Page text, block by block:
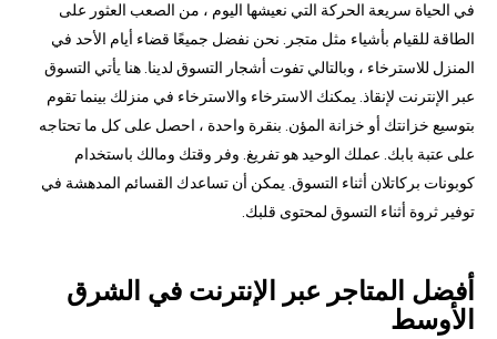
في الحياة سريعة الحركة التي نعيشها اليوم ، من الصعب العثور على
الطاقة للقيام بأشياء مثل متجر. نحن نفضل جميعًا قضاء أيام الأحد في
المنزل للاسترخاء ، وبالتالي تفوت أشجار التسوق لدينا. هنا يأتي التسوق
عبر الإنترنت لإنقاذ. يمكنك الاسترخاء والاسترخاء في منزلك بينما تقوم
بتوسيع خزانتك أو خزانة المؤن. بنقرة واحدة ، احصل على كل ما تحتاجه
على عتبة بابك. عملك الوحيد هو تفريغ. وفر وقتك ومالك باستخدام
كوبونات بركاتلان أثناء التسوق. يمكن أن تساعدك القسائم المدهشة في
توفير ثروة أثناء التسوق لمحتوى قلبك.
أفضل المتاجر عبر الإنترنت في الشرق
الأوسط